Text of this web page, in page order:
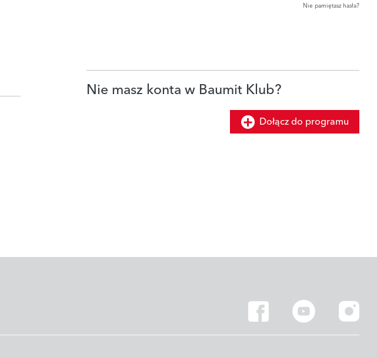
Nie pamiętasz hasła?
Nie masz konta w Baumit Klub?
Dołącz do programu